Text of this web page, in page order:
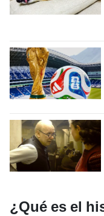
¿Qué es el